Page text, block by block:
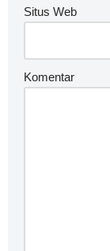
Situs Web
Komentar